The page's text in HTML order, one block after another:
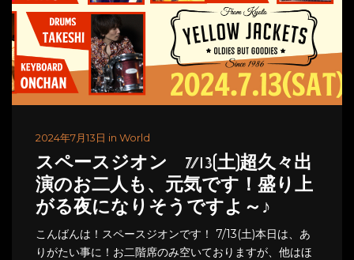
2024年7月13日 in World
スペースジオン 7/13(土)超久々出
演のお二人も、元気です！盛り上
がる夜になりそうですよ～♪
こんばんは！スペースジオンです！ 7/13(土)本日は、あ
りがたい事に！お二階席のみ空いておりますが、他はほ